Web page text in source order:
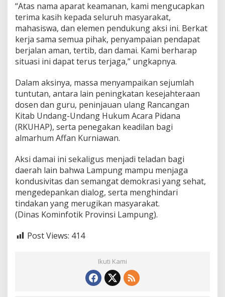
“Atas nama aparat keamanan, kami mengucapkan
terima kasih kepada seluruh masyarakat,
mahasiswa, dan elemen pendukung aksi ini. Berkat
kerja sama semua pihak, penyampaian pendapat
berjalan aman, tertib, dan damai. Kami berharap
situasi ini dapat terus terjaga,” ungkapnya.
Dalam aksinya, massa menyampaikan sejumlah
tuntutan, antara lain peningkatan kesejahteraan
dosen dan guru, peninjauan ulang Rancangan
Kitab Undang-Undang Hukum Acara Pidana
(RKUHAP), serta penegakan keadilan bagi
almarhum Affan Kurniawan.
Aksi damai ini sekaligus menjadi teladan bagi
daerah lain bahwa Lampung mampu menjaga
kondusivitas dan semangat demokrasi yang sehat,
mengedepankan dialog, serta menghindari
tindakan yang merugikan masyarakat.
(Dinas Kominfotik Provinsi Lampung).
Post Views: 414
Ikuti Kami